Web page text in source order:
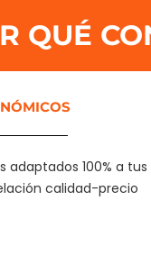
QUÉ
adaptados 100% a tus
calidad-precio